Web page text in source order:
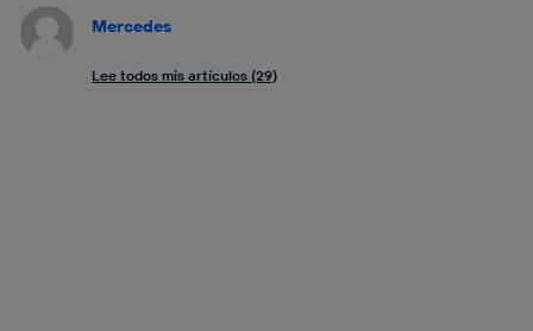
Mercedes
Lee todos mis artículos (29)